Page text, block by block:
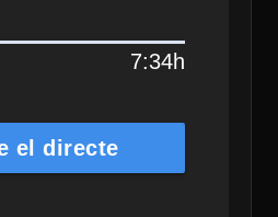
7:34h
el directe